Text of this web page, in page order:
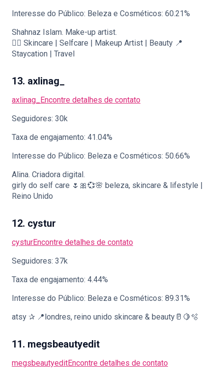
Interesse do Público: Beleza e Cosméticos: 60.21%
Shahnaz Islam. Make-up artist.
🧖‍♀️ Skincare | Selfcare | Makeup Artist | Beauty 📍
Staycation | Travel
13. axlinag_
axlinag_ Encontre detalhes de contato
Seguidores: 30k
Taxa de engajamento: 41.04%
Interesse do Público: Beleza e Cosméticos: 50.66%
Alina. Criadora digital.
girly do self care 🌷🎀💞🌸 beleza, skincare & lifestyle |
Reino Unido
12. cystur
cysturEncontre detalhes de contato
Seguidores: 37k
Taxa de engajamento: 4.44%
Interesse do Público: Beleza e Cosméticos: 89.31%
atsy ✰ 📍londres, reino unido skincare & beauty🥛🍋🫧
11. megsbeautyedit
megsbeautyeditEncontre detalhes de contato